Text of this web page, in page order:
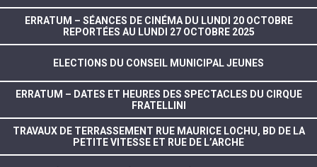
ERRATUM – SÉANCES DE CINÉMA DU LUNDI 20 OCTOBRE
REPORTÉES AU LUNDI 27 OCTOBRE 2025
ELECTIONS DU CONSEIL MUNICIPAL JEUNES
ERRATUM – DATES ET HEURES DES SPECTACLES DU CIRQUE
FRATELLINI
TRAVAUX DE TERRASSEMENT RUE MAURICE LOCHU, BD DE LA
PETITE VITESSE ET RUE DE L’ARCHE